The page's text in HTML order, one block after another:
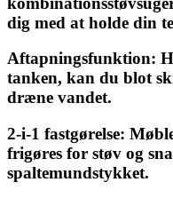
dig med at holde din
Aftapningsfunktion:
tanken, kan du blot
dræne vandet.
2-i-1 fastgørelse:
frigøres for støv og
spaltemundstykket.